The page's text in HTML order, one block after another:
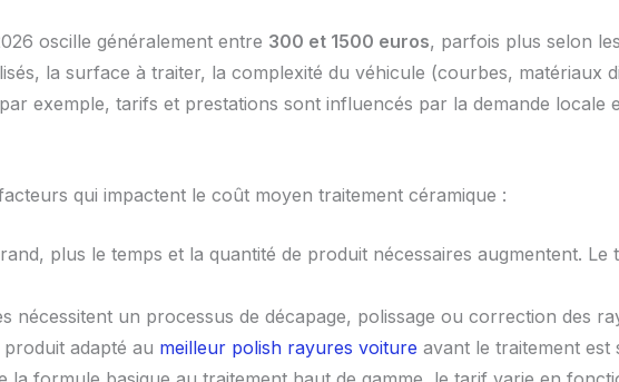
oscille généralement entre 300 et 1500 euros, parfois plus selon
la surface à traiter, la complexité du véhicule (courbes, matériaux
exemple, tarifs et prestations sont influencés par la demande locale
qui impactent le coût moyen traitement céramique :
plus le temps et la quantité de produit nécessaires augmentent. Le
nécessitent un processus de décapage, polissage ou correction des
adapté au meilleur polish rayures voiture avant le traitement est